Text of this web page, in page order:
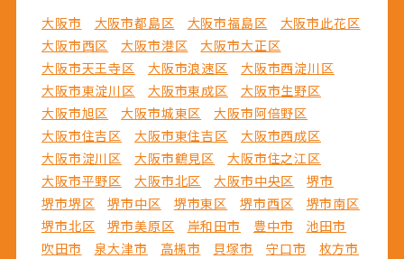
大阪市 大阪市都島区 大阪市福島区
大阪市此花区
大阪市西区
大阪市港区
大阪市大正区
大阪市天王寺区
大阪市浪速区
大阪市西淀川区
大阪市東淀川区
大阪市東成区
大阪市生野区
大阪市旭区
大阪市城東区
大阪市阿倍野区
大阪市住吉区
大阪市東住吉区
大阪市西成区
大阪市淀川区
大阪市鶴見区
大阪市住之江区
大阪市平野区
大阪市北区 大阪市中央区
堺市
堺市堺区
堺市中区 堺市東区 堺市西区
堺市南区
堺市北区
堺市美原区 岸和田市 豊中市
池田市
吹田市
泉大津市 高槻市 貝塚市 守口市
枚方市